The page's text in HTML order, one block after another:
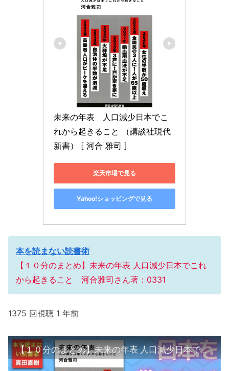
未来の年表　人口減少日本でこ
れから起きること （講談社現代
新書） [ 河合 雅司 ]
楽天市場で見る
Yahoo!ショッピングで見る
本を読まない読書術
【１０分のまとめ】未来の年表 人口減少日本でこれ
から起きること 河合雅司さん著：0331
1375 回視聴 1 年前
【１０分のまとめ】未来の年表 人口減少日本でこれから起きること 河合雅司さん著：0331